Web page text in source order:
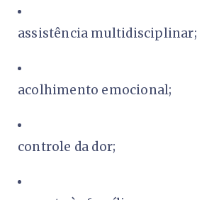
assistência multidisciplinar;
acolhimento emocional;
controle da dor;